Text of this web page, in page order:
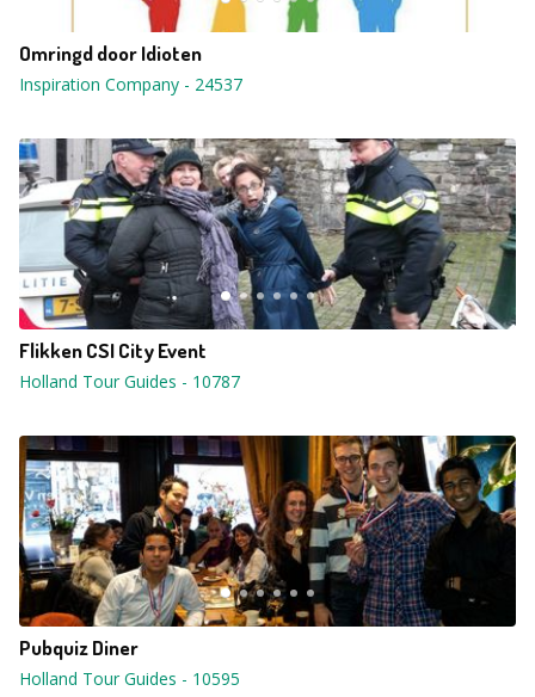
Omringd door Idioten
Inspiration Company - 24537
Flikken CSI City Event
Holland Tour Guides - 10787
Pubquiz Diner
Holland Tour Guides - 10595